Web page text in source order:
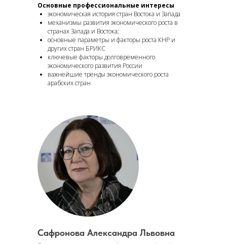
Основные профессиональные интересы
экономическая история стран Востока и Запада
механизмы развития экономического роста в
странах Запада и Востока;
основные параметры и факторы роста КНР и
других стран БРИКС
ключевые факторы долговременного
экономического развития России
важнейшие тренды экономического роста
арабских стран
Сафронова Александра Львовна